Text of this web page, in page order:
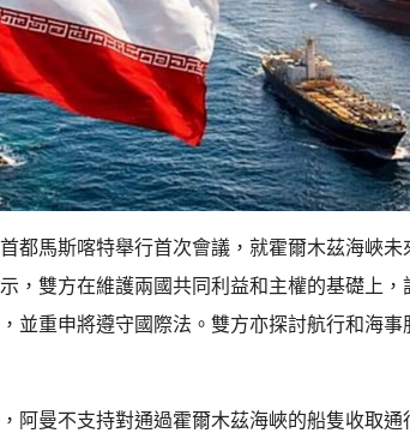
都馬斯喀特舉行首次會議，就霍爾木茲海峽未
，雙方在維護兩國共同利益和主權的基礎上，
並重申將遵守國際法。雙方亦探討航行和海事
阿曼不支持對通過霍爾木茲海峽的船隻收取通